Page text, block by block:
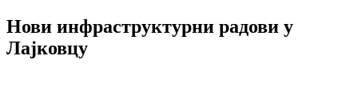
Нови инфраструктурни радови у
Лајковцу